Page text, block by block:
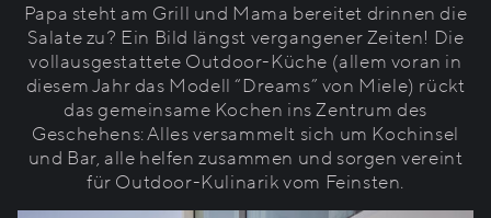
Papa steht am Grill und Mama bereitet drinnen die
Salate zu? Ein Bild längst vergangener Zeiten! Die
vollausgestattete Outdoor-Küche (allem voran in
diesem Jahr das Modell “Dreams” von Miele) rückt
das gemeinsame Kochen ins Zentrum des
Geschehens: Alles versammelt sich um Kochinsel
und Bar, alle helfen zusammen und sorgen vereint
für Outdoor-Kulinarik vom Feinsten.